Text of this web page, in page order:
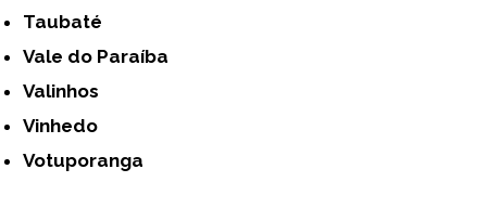
Taubaté
Vale do Paraíba
Valinhos
Vinhedo
Votuporanga